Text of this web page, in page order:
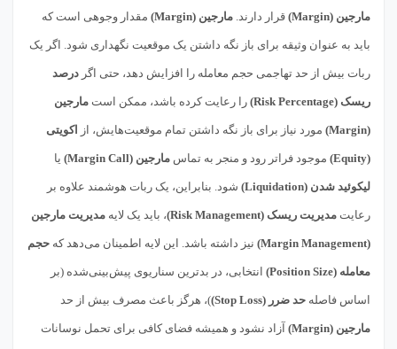
مارجین (Margin) قرار دارند. مارجین (Margin) مقدار وجوهی است که
باید به عنوان وثیقه برای باز نگه داشتن یک موقعیت نگهداری شود. اگر یک
ربات بیش از حد تهاجمی حجم معامله را افزایش دهد، حتی اگر درصد
ریسک (Risk Percentage) را رعایت کرده باشد، ممکن است مارجین
(Margin) مورد نیاز برای باز نگه داشتن تمام موقعیت‌هایش، از اکویتی
(Equity) موجود فراتر رود و منجر به تماس مارجین (Margin Call) یا
لیکوئید شدن (Liquidation) شود. بنابراین، یک ربات هوشمند علاوه بر
رعایت مدیریت ریسک (Risk Management) ، باید یک لایه مدیریت مارجین
(Margin Management) نیز داشته باشد. این لایه اطمینان می‌دهد که حجم
معامله (Position Size) انتخابی، در بدترین سناریوی پیش‌بینی‌شده (بر
اساس فاصله حد ضرر (Stop Loss) )، هرگز باعث مصرف بیش از حد
مارجین (Margin) آزاد نشود و همیشه فضای کافی برای تحمل نوسانات